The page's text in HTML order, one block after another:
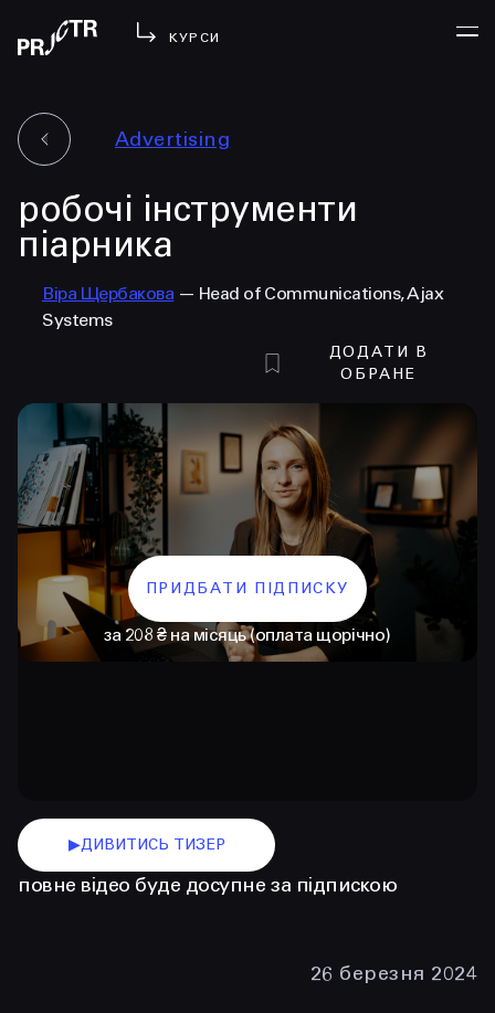
КУРСИ
МЕНЮ
у проджі
бібліотека
менторство
lezo
вийти
УВІЙТИ
+38 099 236 68 38
hello@prjctr.com
Advertising
робочі інструменти
піарника
Віра Щербакова — Head of Communications, Ajax
Systems
ДОДАТИ В
ОБРАНЕ
ПРИДБАТИ ПІДПИСКУ
за 208 ₴ на місяць (оплата щорічно)
▶ДИВИТИСЬ ТИЗЕР
повне відео буде досупне за підпискою
26 березня 2024